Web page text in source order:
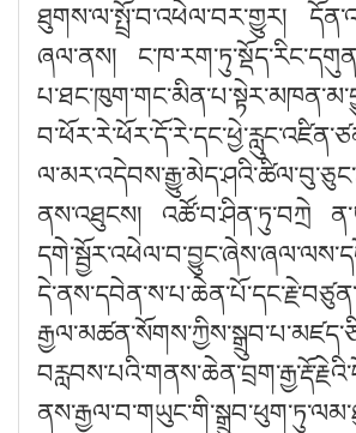
ཐུགས་ལ་སྤྲོ་བ་འཕེལ་བར་གྱུར།
ཞལ་ནས།
ནས་འཐུངས། འཚོ་བ་ཤིན་ཏུ་བཀྲེ